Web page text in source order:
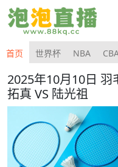
首页 世界杯 NBA
2025年10月10日
拓真 VS 陆光祖